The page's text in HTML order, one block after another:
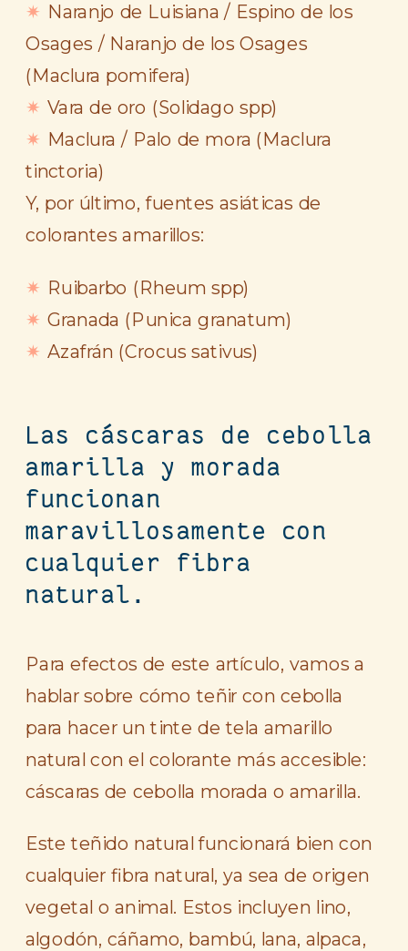
Naranjo de Luisiana / Espino de los
Osages / Naranjo de los Osages
(Maclura pomifera)
Vara de oro (Solidago spp)
Maclura / Palo de mora (Maclura
tinctoria)
Y, por último, fuentes asiáticas de
colorantes amarillos:
Ruibarbo (Rheum spp)
Granada (Punica granatum)
Azafrán (Crocus sativus)
Las cáscaras de cebolla
amarilla y morada
funcionan
maravillosamente con
cualquier fibra
natural.
Para efectos de este artículo, vamos a
hablar sobre cómo teñir con cebolla
para hacer un tinte de tela amarillo
natural con el colorante más accesible:
cáscaras de cebolla morada o amarilla.
Este teñido natural funcionará bien con
cualquier fibra natural, ya sea de origen
vegetal o animal. Estos incluyen lino,
algodón, cáñamo, bambú, lana, alpaca,